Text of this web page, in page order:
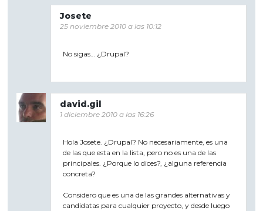
Josete
25 noviembre 2010 a las 10:12
No sigas… ¿Drupal?
david.gil
1 diciembre 2010 a las 16:26
Hola Josete. ¿Drupal? No necesariamente, es una
de las que esta en la lista, pero no es una de las
principales. ¿Porque lo dices?, ¿alguna referencia
concreta?
Considero que es una de las grandes alternativas y
candidatas para cualquier proyecto, y desde luego